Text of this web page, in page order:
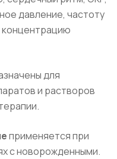
давление, частоту
концентрацию
для
и растворов
применяется при
с новорожденными.